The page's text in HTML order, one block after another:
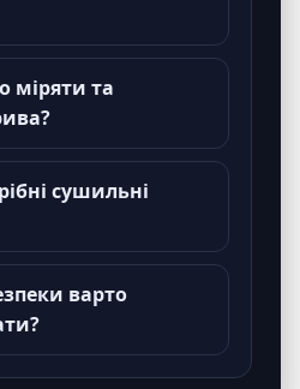
міряти та
сушильні
варто